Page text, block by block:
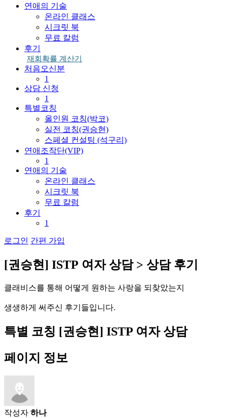
연애의 기술
온라인 클래스
시크릿 북
무료 칼럼
후기
재회확률 계산기
처음오신분
1
상담 신청
1
특별코칭
올인원 코칭(박코)
실전 코칭(권승현)
스페셜 컨설팅 (석구리)
연애조작단(VIP)
1
연애의 기술
온라인 클래스
시크릿 북
무료 칼럼
후기
1
로그인 간편 가입
[권 승현] ISTP 여 자 상담 > 상담 후기
클래 비 스를 통해 어 떻게 원하는 사랑을 되 찾았는지
생생하게 써 주신 후기 들입니 다.
특별 코칭 [권승현] ISTP 여자 상담
페이지 정보
작성자 하나